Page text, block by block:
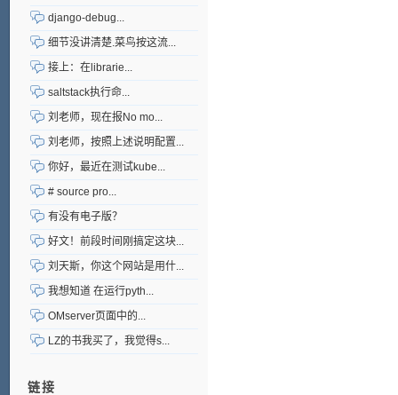
django-debug...
细节没讲清楚.菜鸟按这流...
接上：在librarie...
saltstack执行命...
刘老师，现在报No mo...
刘老师，按照上述说明配置...
你好，最近在测试kube...
# source pro...
有没有电子版？
好文！前段时间刚搞定这块...
刘天斯，你这个网站是用什...
我想知道 在运行pyth...
OMserver页面中的...
LZ的书我买了，我觉得s...
链接